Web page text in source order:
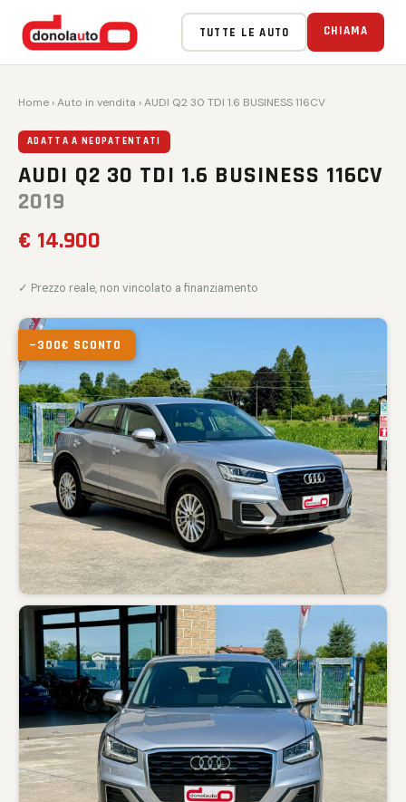
TUTTE LE AUTO CHIAMA
Home ›Auto in vendita › AUDI Q2 30 TDI 1.6 BUSINESS 116CV
ADATTA A NEOPATENTATI
AUDI Q2 30 TDI 1.6 BUSINESS 116CV
2019
€ 14.900
✓ Prezzo reale, non vincolato a finanziamento
−300€ SCONTO